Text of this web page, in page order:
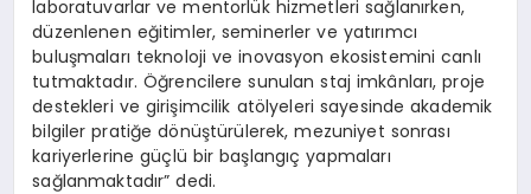
laboratuvarlar ve mentorlük hizmetleri sağlanırken,
düzenlenen eğitimler, seminerler ve yatırımcı
buluşmaları teknoloji ve inovasyon ekosistemini canlı
tutmaktadır. Öğrencilere sunulan staj imkânları, proje
destekleri ve girişimcilik atölyeleri sayesinde akademik
bilgiler pratiğe dönüştürülerek, mezuniyet sonrası
kariyerlerine güçlü bir başlangıç yapmaları
sağlanmaktadır” dedi.